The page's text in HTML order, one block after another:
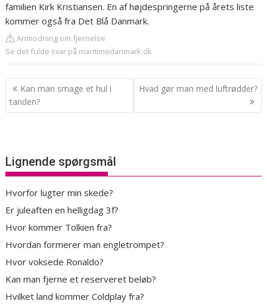
familien Kirk Kristiansen. En af højdespringerne på årets liste
kommer også fra Det Blå Danmark.
Anmodning om fjernelse
Se det fulde svar på maritimedanmark.dk
Indlægsnavigation
Kan man smage et hul i
tanden?
Hvad gør man med luftrødder?
Lignende spørgsmål
Hvorfor lugter min skede?
Er juleaften en helligdag 3f?
Hvor kommer Tolkien fra?
Hvordan formerer man engletrompet?
Hvor voksede Ronaldo?
Kan man fjerne et reserveret beløb?
Hvilket land kommer Coldplay fra?